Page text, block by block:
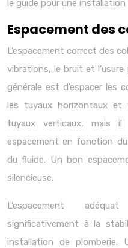
le guide pour une installation
Espacement des
L’espacement correct des
vibrations, le bruit et
générale est d’espacer les
les tuyaux horizontaux et
tuyaux verticaux, mais
espacement en fonction
du fluide. Un bon
silencieuse.
L’espacement
significativement à la
installation de plomberie.